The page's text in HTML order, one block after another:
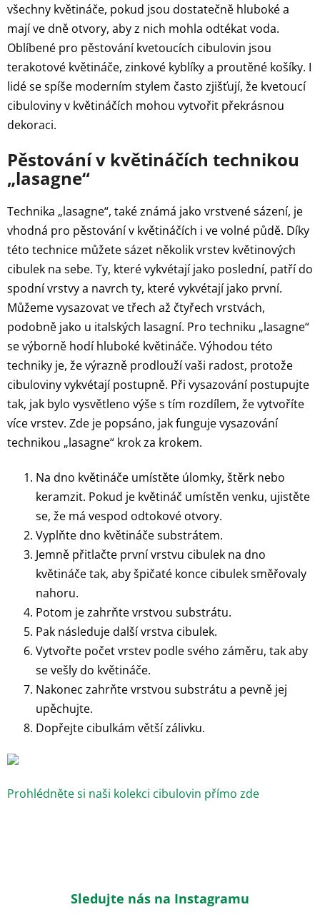
všechny květináče, pokud jsou dostatečně hluboké a
mají ve dně otvory, aby z nich mohla odtékat voda.
Oblíbené pro pěstování kvetoucích cibulovin jsou
terakotové květináče, zinkové kyblíky a proutěné košíky. I
lidé se spíše moderním stylem často zjišťují, že kvetoucí
cibuloviny v květináčích mohou vytvořit překrásnou
dekoraci.
Pěstování v květináčích technikou
„lasagne“
Technika „lasagne“, také známá jako vrstvené sázení, je
vhodná pro pěstování v květináčích i ve volné půdě. Díky
této technice můžete sázet několik vrstev květinových
cibulek na sebe. Ty, které vykvétají jako poslední, patří do
spodní vrstvy a navrch ty, které vykvétají jako první.
Můžeme vysazovat ve třech až čtyřech vrstvách,
podobně jako u italských lasagní. Pro techniku „lasagne“
se výborně hodí hluboké květináče. Výhodou této
techniky je, že výrazně prodlouží vaši radost, protože
cibuloviny vykvétají postupně. Při vysazování postupujte
tak, jak bylo vysvětleno výše s tím rozdílem, že vytvoříte
více vrstev. Zde je popsáno, jak funguje vysazování
technikou „lasagne“ krok za krokem.
Na dno květináče umístěte úlomky, štěrk nebo
keramzit. Pokud je květináč umístěn venku, ujistěte
se, že má vespod odtokové otvory.
Vyplňte dno květináče substrátem.
Jemně přitlačte první vrstvu cibulek na dno
květináče tak, aby špičaté konce cibulek směřovaly
nahoru.
Potom je zahrňte vrstvou substrátu.
Pak následuje další vrstva cibulek.
Vytvořte počet vrstev podle svého záměru, tak aby
se vešly do květináče.
Nakonec zahrňte vrstvou substrátu a pevně jej
upěchujte.
Dopřejte cibulkám větší zálivku.
Prohlédněte si naši kolekci cibulovin přímo zde
Sledujte nás na Instagramu